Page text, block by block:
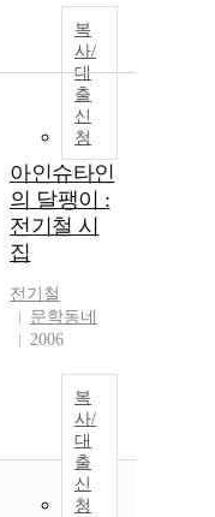
복
사/
대
출
신
청
아인슈타인
의 달팽이 :
전기철 시
집
전기철
문학동네
2006
복
사/
대
출
신
청